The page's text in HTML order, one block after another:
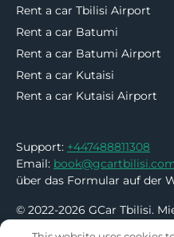
Rent a car Tbilisi Airport
Rent a car Batumi
Rent a car Batumi Airport
Rent a car Kutaisi
Rent a car Kutaisi Airport
Support: +447488811308
Email:
über das Formular auf der
© 2022-2026 GCar Tbilisi.